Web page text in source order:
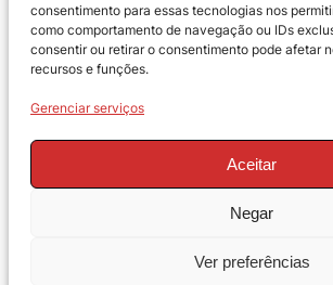
consentimento para essas tecnologias nos
como comportamento de navegação ou IDs
consentir ou retirar o consentimento pode afetar
recursos e funções.
Gerenciar serviços
Aceitar
Negar
Ver preferências
Política de Troca e Devoluções
Política de Reembolso
18.269.230/0001-16. Todos os direitos